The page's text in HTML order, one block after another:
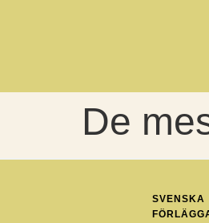
De
SVENSKA